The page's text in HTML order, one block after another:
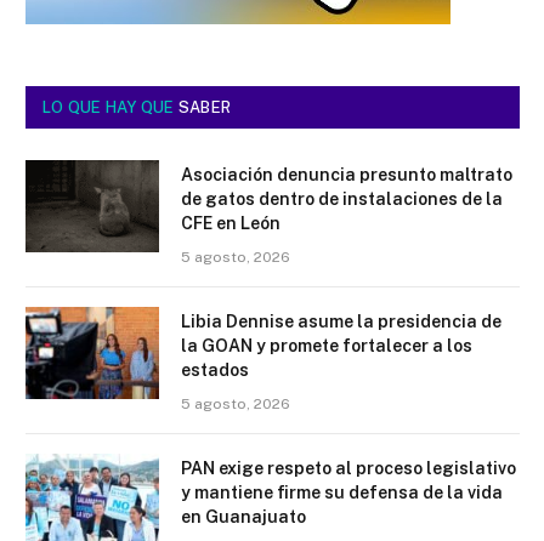
LO QUE HAY QUE SABER
Asociación denuncia presunto maltrato
de gatos dentro de instalaciones de la
CFE en León
5 agosto, 2026
Libia Dennise asume la presidencia de
la GOAN y promete fortalecer a los
estados
5 agosto, 2026
PAN exige respeto al proceso legislativo
y mantiene firme su defensa de la vida
en Guanajuato